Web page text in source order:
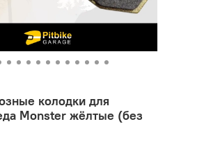
колодки для
Monster жёлтые (без